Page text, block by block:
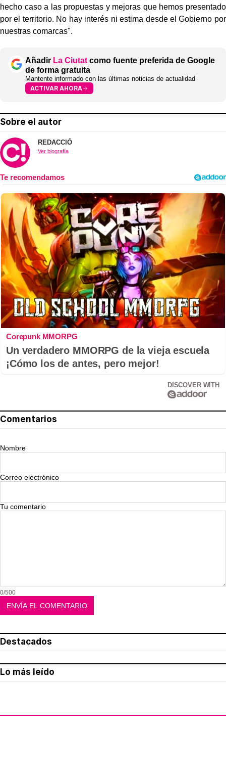
hecho caso a las propuestas y mejoras que hemos presentado
por el territorio. No hay interés ni estima desde el Gobierno por
nuestras comarcas".
Añadir La Ciutatcomo fuente preferida de Google
de forma gratuita
Mantente informado con las últimas noticias de actualidad
ACTIVAR AHORA
Sobre el autor
REDACCIÓ
Ver biografía
Corepunk MMORPG
Un verdadero MMORPG de la vieja escuela
¡Cómo los de antes, pero mejor!
DISCOVER WITH
Comentarios
Nombre
Correo electrónico
Tu comentario
0/500
Destacados
Lo más leído